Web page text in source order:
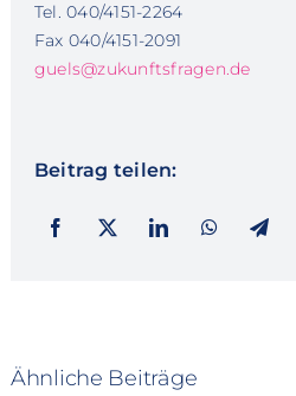
Tel. 040/4151-2264
Fax 040/4151-2091
guels@zukunftsfragen.de
Beitrag teilen:
Ähnliche Beiträge